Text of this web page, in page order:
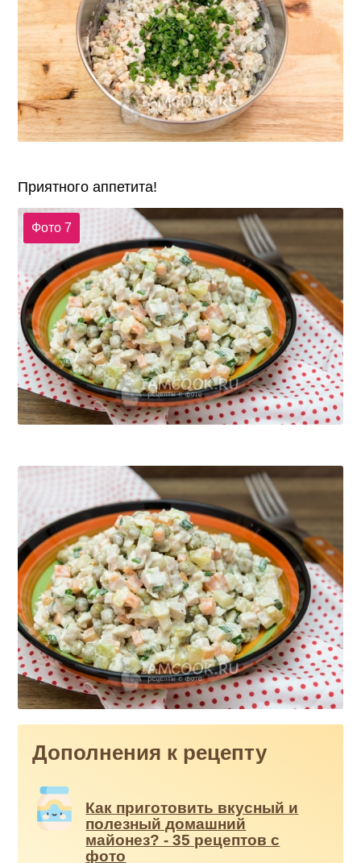
Приятного аппетита!
Фото 7
Дополнения к рецепту
Как приготовить вкусный и
полезный домашний
майонез? - 35 рецептов с
фото